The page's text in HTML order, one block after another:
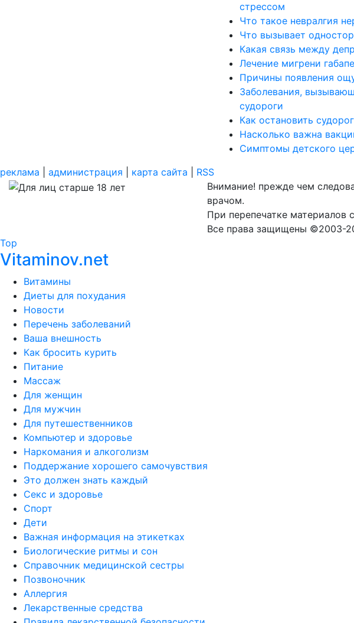
стрессом
Что такое невралгия
Что вызывает
Какая связь между
Лечение мигрени
Причины появления
Заболевания,
судороги
Как остановить
Насколько важна
Симптомы детского
реклама
администрация карта сайта
RSS
Внимание! прежде чем
врачом.
При перепечатке материалов
Все права защищены ©2003-
Top
Vitaminov.net
Витамины
Диеты для похудания
Новости
Перечень заболеваний
Ваша внешность
Как бросить курить
Питание
Массаж
Для женщин
Для мужчин
Для путешественников
Компьютер и здоровье
Наркомания и алкоголизм
Поддержание хорошего самочувствия
Это должен знать каждый
Секс и здоровье
Спорт
Дети
Важная информация на этикетках
Биологические ритмы и сон
Справочник медицинской сестры
Позвоночник
Аллергия
Лекарственные средства